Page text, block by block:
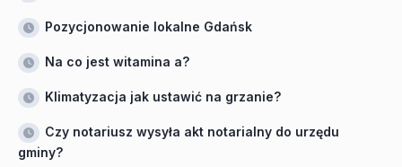
Pozycjonowanie lokalne Gdańsk
Na co jest witamina a?
Klimatyzacja jak ustawić na grzanie?
Czy notariusz wysyła akt notarialny do urzędu
gminy?